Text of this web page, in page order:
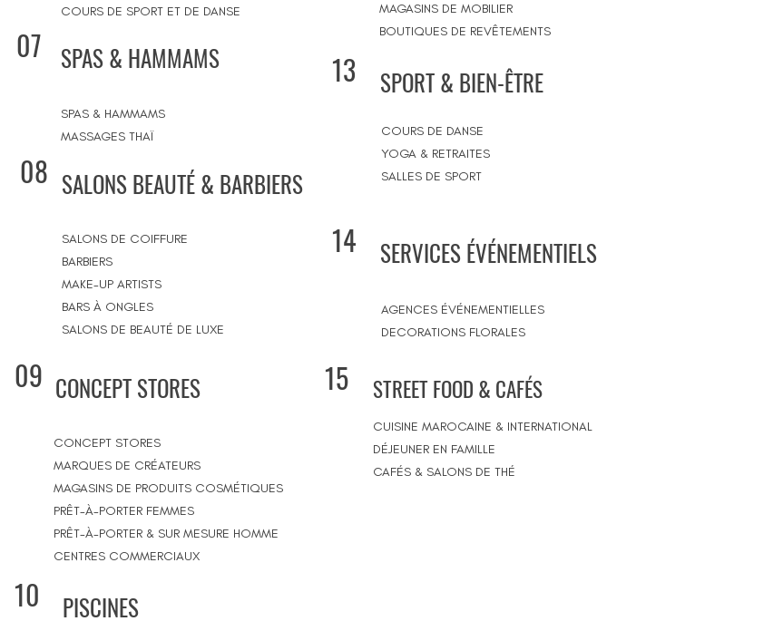
COURS DE SPORT ET DE DANSE
MAGASINS DE MOBILIER
BOUTIQUES DE REVÊTEMENTS
07 SPAS & HAMMAMS
SPAS & HAMMAMS
MASSAGES THAÏ
08 SALONS BEAUTÉ & BARBIERS
SALONS DE COIFFURE
BARBIERS
MAKE-UP ARTISTS
BARS À ONGLES
SALONS DE BEAUTÉ DE LUXE
13 SPORT & BIEN-ÊTRE
COURS DE DANSE
YOGA & RETRAITES
SALLES DE SPORT
14 SERVICES ÉVÉNEMENTIELS
AGENCES ÉVÉNEMENTIELLES
DECORATIONS FLORALES
09 CONCEPT STORES
CONCEPT STORES
MARQUES DE CRÉATEURS
MAGASINS DE PRODUITS COSMÉTIQUES
PRÊT-À-PORTER FEMMES
PRÊT-À-PORTER & SUR MESURE HOMME
CENTRES COMMERCIAUX
15 STREET FOOD & CAFÉS
CUISINE MAROCAINE & INTERNATIONAL
DÉJEUNER EN FAMILLE
CAFÉS & SALONS DE THÉ
10 PISCINES